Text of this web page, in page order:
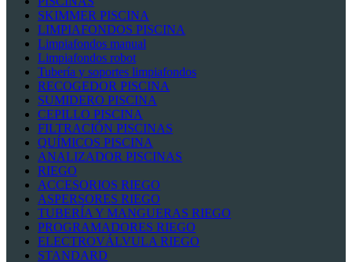
SKIMMER PISCINA
LIMPIAFONDOS PISCINA
Limpiafondos manual
Limpiafondos robot
Tubería y soportes limpiafondos
RECOGEDOR PISCINA
SUMIDERO PISCINA
CEPILLO PISCINA
FILTRACIÓN PISCINAS
QUÍMICOS PISCINA
ANALIZADOR PISCINAS
RIEGO
ACCESORIOS RIEGO
ASPERSORES RIEGO
TUBERÍA Y MANGUERAS RIEGO
PROGRAMADORES RIEGO
ELECTROVÁLVULA RIEGO
STANDARD